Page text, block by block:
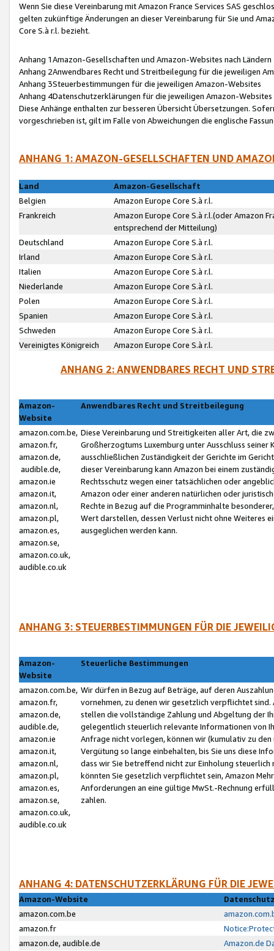
Wenn Sie diese Vereinbarung mit Amazon France Services SAS
gelten zukünftige Änderungen an dieser Vereinbarung für Sie und
Core S.à r.l. bezieht.
Anhang 1Amazon-Gesellschaften und Amazon-Websites nach Ländern
Anhang 2Anwendbares Recht und Streitbeilegung für die jeweiligen
Anhang 3Steuerbestimmungen für die jeweiligen Amazon-Websites
Anhang 4Datenschutzerklärungen für die jeweiligen Amazon-Websites
Diese Anhänge enthalten zur besseren Übersicht Übersetzungen.
vorgeschrieben ist, gilt im Falle von Abweichungen die englische
ANHANG 1: AMAZON-GESELLSCHAFTEN UND
Land
Amazon-Gesellschaft
Belgien
Amazon Europe Core S.à r.l.
Frankreich
Amazon Europe Core S.à r.l.(oder Amazon
entsprechend der Mitteilung)
Deutschland
Amazon Europe Core S.à r.l.
Irland
Amazon Europe Core S.à r.l.
Italien
Amazon Europe Core S.à r.l.
Niederlande
Amazon Europe Core S.à r.l.
Polen
Amazon Europe Core S.à r.l.
Spanien
Amazon Europe Core S.à r.l.
Schweden
Amazon Europe Core S.à r.l.
Vereinigtes Königreich
Amazon Europe Core S.à r.l.
ANHANG 2: ANWENDBARES RECHT UND
Amazon-
Website
Anwendbares Recht und Streitbeilegung
amazon.com.be,
amazon.fr,
amazon.de,
audible.de,
amazon.ie
amazon.it,
amazon.nl,
amazon.pl,
amazon.es,
amazon.se,
amazon.co.uk,
audible.co.uk
Diese Vereinbarung und Streitigkeiten aller Art, die
Großherzogtums Luxemburg unter Ausschluss
ausschließlichen Zuständigkeit der Gerichte im
dieser Vereinbarung kann Amazon bei einem
Rechtsschutz wegen einer tatsächlichen oder
Amazon oder einer anderen natürlichen oder
Rechte in Bezug auf die Programminhalte
Wert darstellen, dessen Verlust nicht ohne Weiteres
ausgeglichen werden kann.
ANHANG 3: STEUERBESTIMMUNGEN FÜR DIE
Amazon-
Website
Steuerliche Bestimmungen
amazon.com.be,
amazon.fr,
amazon.de,
audible.de,
amazon.ie
amazon.it,
amazon.nl,
amazon.pl,
amazon.es,
amazon.se,
amazon.co.uk,
audible.co.uk
Wir dürfen in Bezug auf Beträge, auf deren
vornehmen, zu denen wir gesetzlich verpflichtet
stellen die vollständige Zahlung und Abgeltung der
gelegentlich steuerlich relevante Informationen von
Anfrage nicht vorlegen, können wir (kumulativ zu
Vergütung so lange einbehalten, bis Sie uns diese
dass wir Sie betreffend nicht zur Einholung
könnten Sie gesetzlich verpflichtet sein, Amazon
Anforderungen an eine gültige MwSt.-Rechnung
zahlen.
ANHANG 4: DATENSCHUTZERKLÄRUNG FÜR DIE
Amazon-Website
amazon.com.be
amazon.fr
amazon.de, audible.de
Amazon.de